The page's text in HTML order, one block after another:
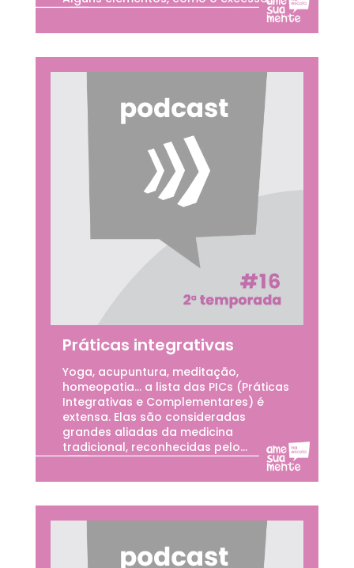
Práticas integrativas
Yoga, acupuntura, meditação,
homeopatia… a lista das PICs (Práticas
Integrativas e Complementares) é
extensa. Elas são consideradas
grandes aliadas da medicina
tradicional, reconhecidas pelo...